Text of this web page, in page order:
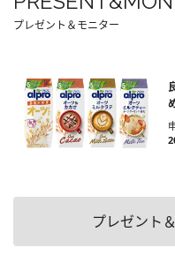
プレゼント＆モニター
プレゼント